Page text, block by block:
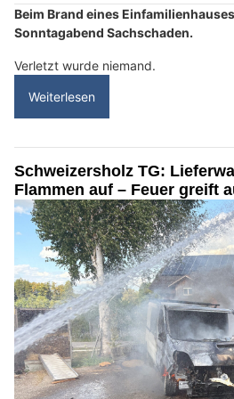
Beim Brand eines
Sonntagabend Sachschaden.
Verletzt wurde niemand.
Weiterlesen
Schweizersholz TG:
Flammen auf – Feuer greift